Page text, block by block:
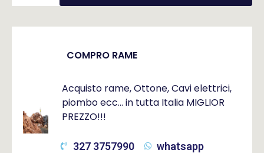
COMPRO RAME
Acquisto rame, Ottone, Cavi elettrici,
piombo ecc… in tutta Italia MIGLIOR
PREZZO!!!
327 3757990
whatsapp